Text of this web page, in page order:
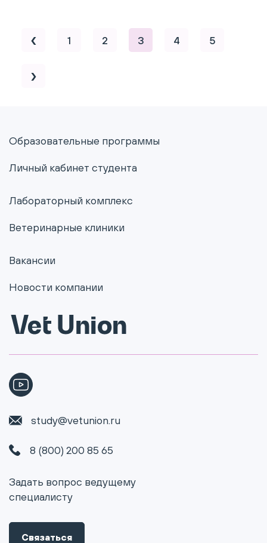
1 2 3 4 5
Образовательные программы
Личный кабинет студента
Лабораторный комплекс
Ветеринарные клиники
Вакансии
Новости компании
study@vetunion.ru
8 (800) 200 85 65
Задать вопрос ведущему
специалисту
Связаться